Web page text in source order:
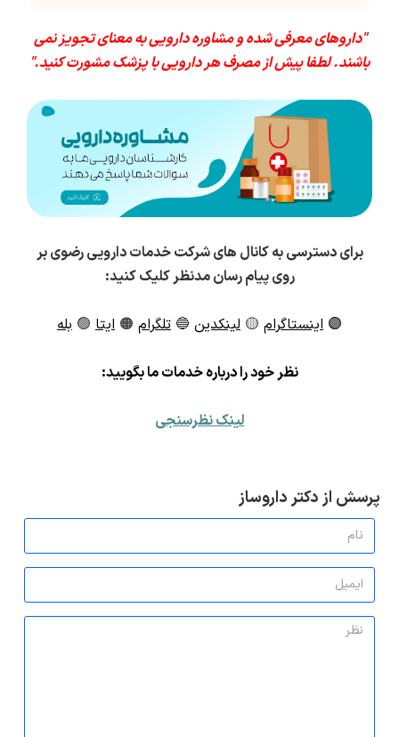
"داروهای معرفی شده و مشاوره دارویی به معنای تجویز نمی
باشند. لطفا پیش از مصرف هر دارویی با پزشک مشورت کنید."
برای دسترسی به کانال های شرکت خدمات دارویی رضوی بر
روی پیام رسان مدنظر کلیک کنید:
🟣 اینستاگرام 🟡 لینکدین 🔵 تلگرام 🟠 ایتا 🟢 بله
نظر خود را درباره خدمات ما بگویید:
لینک نظرسنجی
پرسش از دکتر داروساز